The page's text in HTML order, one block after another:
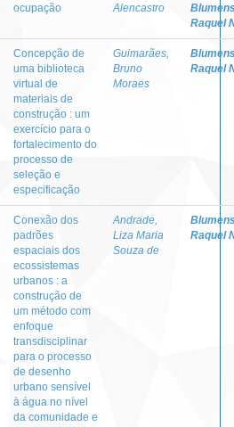
ocupação
Alencastro
Raquel
Concepção de
uma biblioteca
virtual de
materiais de
construção : um
exercício para o
fortalecimento do
processo de
seleção e
especificação
Guimarães,
Bruno
Moraes
Raquel
Conexão dos
padrões
espaciais dos
ecossistemas
urbanos : a
construção de
um método com
enfoque
transdisciplinar
para o processo
de desenho
urbano sensível
à água no nível
da comunidade e
Andrade,
Liza Maria
Souza de
Raquel